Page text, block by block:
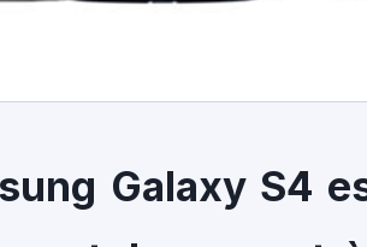
Galaxy S4